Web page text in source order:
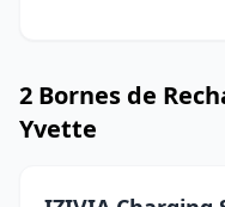
2 Bornes de
Yvette